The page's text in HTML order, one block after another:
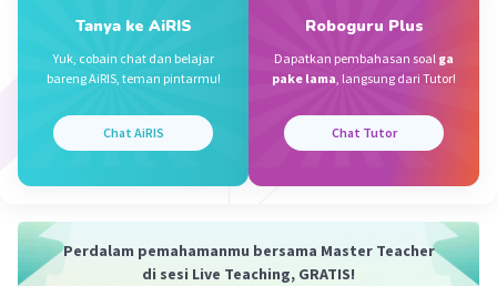
otot, paru-paru, rambut, hingga kulit.
Beri Rating·0.0(0) Balas
Tanya ke AiRIS
Yuk, cobain chat dan belajar
bareng AiRIS, teman pintarmu!
Chat AiRIS
Roboguru Plus
Dapatkan pembahasan soal ga
pake lama, langsung dari Tutor!
Chat Tutor
Perdalam pemahamanmu bersama Master Teacher
di sesi Live Teaching, GRATIS!